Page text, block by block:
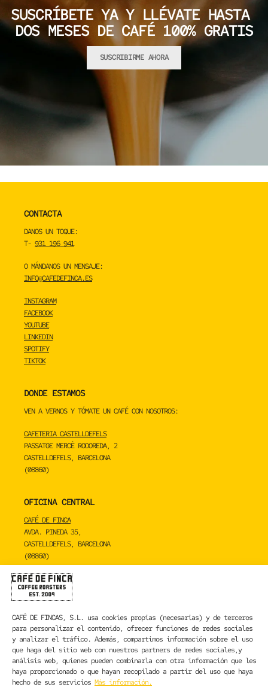
CAFÉ DE FINCAS, S.L. usa cookies propias (necesarias) y de terceros
para personalizar el contenido, ofrecer funciones de redes sociales
y analizar el tráfico. Además, compartimos información sobre el uso
que haga del sitio web con nuestros partners de redes sociales,y
análisis web, quienes pueden combinarla con otra información que les
haya proporcionado o que hayan recopilado a partir del uso que haya
hecho de sus servicios Más información.
SUSCRÍBETE YA Y LLÉVATE HASTA
DOS MESES DE CAFÉ 100% GRATIS
SUSCRIBIRME AHORA
CONTACTA
DANOS UN TOQUE:
T- 931 196 941
O MÁNDANOS UN MENSAJE:
INFO@CAFEDEFINCA.ES
INSTAGRAM
FACEBOOK
YOUTUBE
LINKEDIN
SPOTIFY
TIKTOK
DONDE ESTAMOS
VEN A VERNOS Y TÓMATE UN CAFÉ CON NOSOTROS:
CAFETERIA CASTELLDEFELS
PASSATGE MERCÈ RODOREDA, 2
CASTELLDEFELS, BARCELONA
(08860)
OFICINA CENTRAL
CAFÉ DE FINCA
AVDA. PINEDA 35,
CASTELLDEFELS, BARCELONA
(08860)
TOSTADERO
CAFÉ DE FINCA
CARRER DE LA MARE DE DÉU DE NÚRIA 23C,
SANT BOI DE LLOBREGAT, BARCELONA
(08830)
CONTACTA CON NOSOTROS